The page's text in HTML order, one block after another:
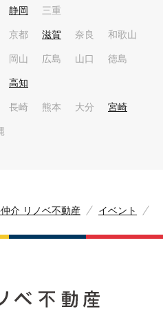
静岡 三重
京都 滋賀 奈良 和歌山
岡山 広島 山口 徳島
高知
長崎 熊本 大分 宮崎
介 リノベ不動産 イベント